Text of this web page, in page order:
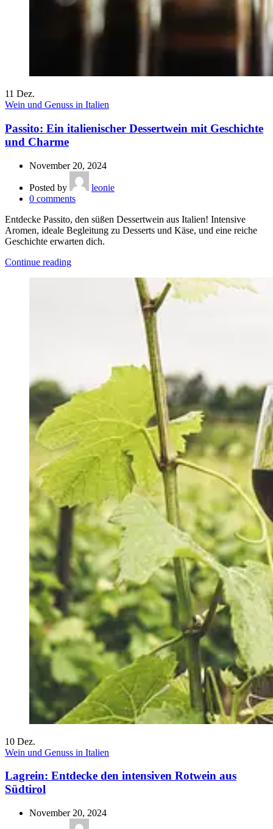
11 Dez.
Wein und Genuss in Italien
Passito: Ein italienischer Dessertwein mit Geschichte
und Charme
November 20, 2024
Posted by
leonie
0 comments
Entdecke Passito, den süßen Dessertwein aus Italien! Intensive
Aromen, ideale Begleitung zu Desserts und Käse, und eine reiche
Geschichte erwarten dich.
Continue reading
10 Dez.
Wein und Genuss in Italien
Lagrein: Entdecke den intensiven Rotwein aus
Südtirol
November 20, 2024